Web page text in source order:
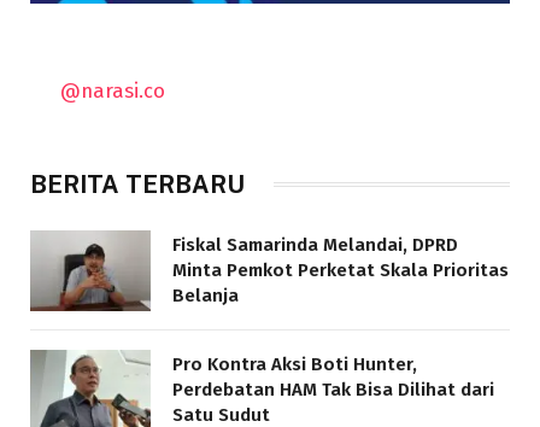
@narasi.co
BERITA TERBARU
Fiskal Samarinda Melandai, DPRD
Minta Pemkot Perketat Skala Prioritas
Belanja
Pro Kontra Aksi Boti Hunter,
Perdebatan HAM Tak Bisa Dilihat dari
Satu Sudut